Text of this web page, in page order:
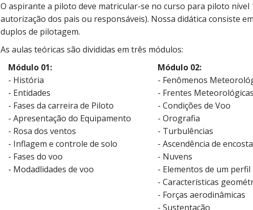
O aspirante a piloto deve matricular-se no curso para piloto nível
autorização dos pais ou responsáveis). Nossa didática consiste
duplos de pilotagem.
As aulas teóricas são divididas em três módulos:
Módulo 01:
- História
- Entidades
- Fases da carreira de Piloto
- Apresentação do Equipamento
- Rosa dos ventos
- Inflagem e controle de solo
- Fases do voo
- Modadlidades de voo
Módulo 02:
- Fenômenos
- Frentes Meteorológicas
- Condições de Voo
- Orografia
- Turbulências
- Ascendência de
- Nuvens
- Elementos de um perfil
- Características
- Forças aerodinâmicas
- Sustentação